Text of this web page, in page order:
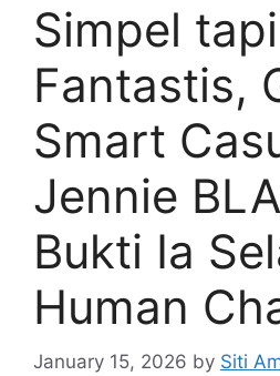
Simpel
Fantastis,
Smart
Jennie
Bukti Ia
Human
January 15, 2026 by Siti